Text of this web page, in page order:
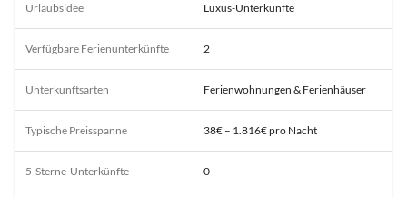
Urlaubsidee Luxus-Unterkünfte
Verfügbare Ferienunterkünfte 2
Unterkunftsarten Ferienwohnungen & Ferienhäuser
Typische Preisspanne 38€ – 1.816€ pro Nacht
5-Sterne-Unterkünfte 0